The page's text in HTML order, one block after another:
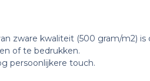
zware kwaliteit (500 gram/m2) is
of te bedrukken.
persoonlijkere touch.